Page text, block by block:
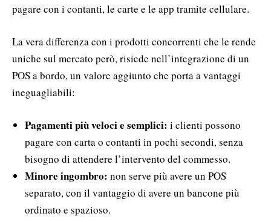
pagare con i contanti, le carte e le app tramite cellulare.
La vera differenza con i prodotti concorrenti che le rende
uniche sul mercato però, risiede nell’integrazione di un
POS a bordo, un valore aggiunto che porta a vantaggi
ineguagliabili:
Pagamenti più veloci e semplici: i clienti possono
pagare con carta o contanti in pochi secondi, senza
bisogno di attendere l’intervento del commesso.
Minore ingombro: non serve più avere un POS
separato, con il vantaggio di avere un bancone più
ordinato e spazioso.